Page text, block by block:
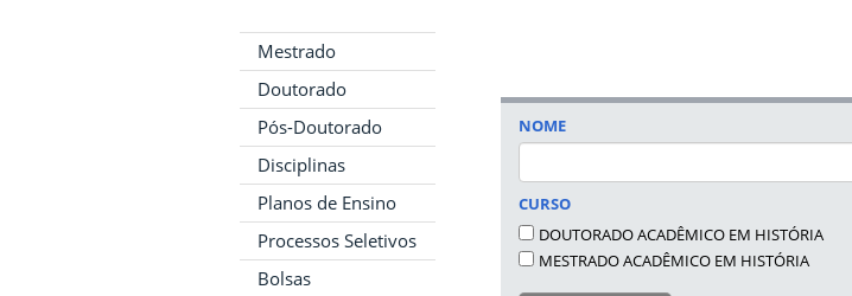
Mestrado
Doutorado
Pós-Doutorado
Disciplinas
Planos de Ensino
Processos Seletivos
Bolsas
NOME
CURSO
DOUTORADO ACADÊMICO EM HISTÓRIA
MESTRADO ACADÊMICO EM HISTÓRIA